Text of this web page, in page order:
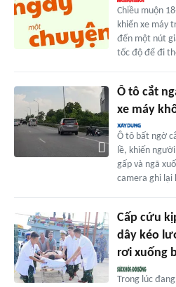
Chiều muộn
khiển xe máy
đến một nút
tốc độ để đi
Ô tô cắt
xe máy
Ô tô bất ngờ
lề, khiến
gấp và ngã
camera ghi lại
Cấp cứu
dây kéo
rơi xuống
Trong lúc